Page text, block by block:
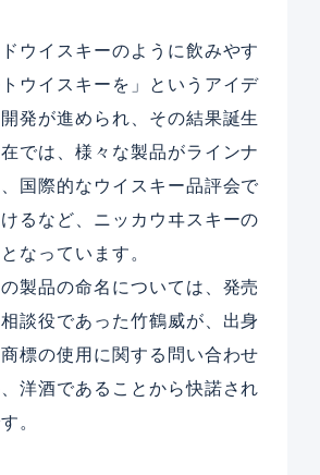
ドウイスキーのように飲みやす
ウイスキーを」というアイデ
発が進められ、その結果誕生
では、様々な製品がラインナ
国際的なウイスキー品評会で
るなど、ニッカウヰスキーの
なっています。
製品の命名については、発売
談役であった竹鶴威が、出身
標の使用に関する問い合わせ
洋酒であることから快諾され
。